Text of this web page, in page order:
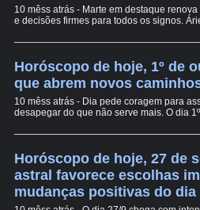
10 mêss atrás - Marte em destaque
e decisões firmes para todos os signos.
Horóscopo de hoje, 1º de
que abrem novos
10 mêss atrás - Dia pede coragem para
desapegar do que não serve mais. O dia
Horóscopo de hoje, 27 de
astral favorece escolhas
mudanças positivas do dia